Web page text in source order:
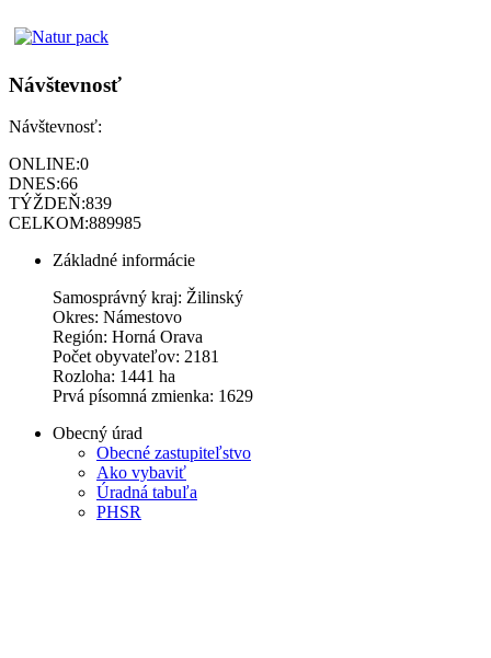
Návštevnosť
Návštevnosť:
ONLINE:0
DNES:66
TÝŽDEŇ:839
CELKOM:889985
Základné informácie
Samosprávný kraj: Žilinský
Okres: Námestovo
Región: Horná Orava
Počet obyvateľov: 2181
Rozloha: 1441 ha
Prvá písomná zmienka: 1629
Obecný úrad
Obecné zastupiteľstvo
Ako vybaviť
Úradná tabuľa
PHSR